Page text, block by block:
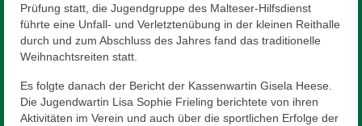
Prüfung statt, die Jugendgruppe des Malteser-Hilfsdienst
führte eine Unfall- und Verletztenübung in der kleinen Reithalle
durch und zum Abschluss des Jahres fand das traditionelle
Weihnachtsreiten statt.
Es folgte danach der Bericht der Kassenwartin Gisela Heese.
Die Jugendwartin Lisa Sophie Frieling berichtete von ihren
Aktivitäten im Verein und auch über die sportlichen Erfolge der